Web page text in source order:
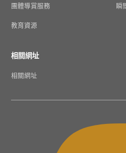
團體導賞服務
教育資源
瞬
相關網址
相關網址